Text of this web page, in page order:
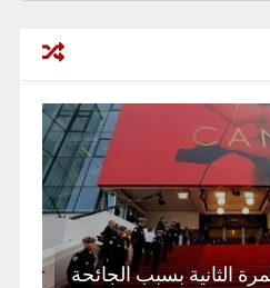
الثانية بسبب الجائحة